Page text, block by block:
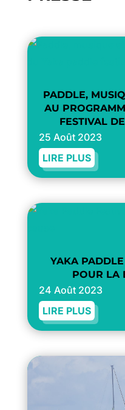
PADDLE,
AU
FESTIVAL
25 Août 2023
LIRE PLUS
YAKA
POUR LA
24 Août 2023
LIRE PLUS